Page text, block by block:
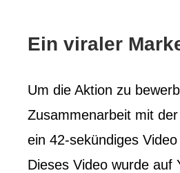
Ein viraler
Um die Aktion zu
Zusammenarbeit mit
ein 42-sekündiges
Dieses Video wurde auf